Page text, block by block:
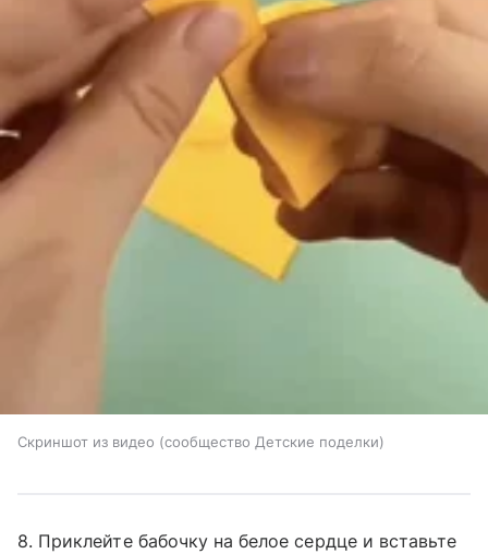
Скриншот из видео (сообщество Детские поделки)
8. Приклейте бабочку на белое сердце и вставьте